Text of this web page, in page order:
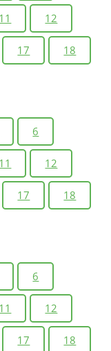
11 12
17 18
6
11 12
17 18
6
11 12
17 18